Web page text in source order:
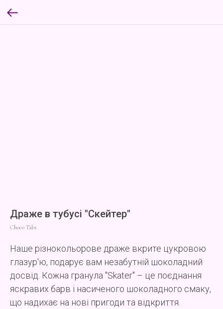
Драже в тубусі "Скейтер"
Choco Tabs
Наше різнокольорове драже вкрите цукровою
глазур'ю, подарує вам незабутній шоколадний
досвід. Кожна гранула "Skater" – це поєднання
яскравих барв і насиченого шоколадного смаку,
що надихає на нові пригоди та відкриття.